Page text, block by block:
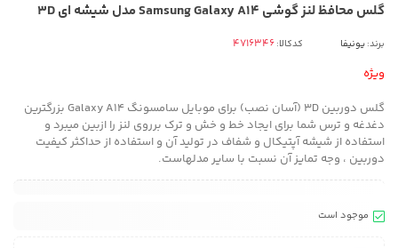
گلس محافظ لنز گوشی Samsung Galaxy A14 مدل شیشه ای 3D
برند:یونیفا کدکالا:
ویژه
گلس دوربین 3D (آسان نصب) برای موبایل سامسونگ Galaxy A14 بزرگترین
دغدغه و ترس شما برای ایجاد خط و خش و ترک برروی لنز را ازبین میبرد و
استفاده از شیشه آپتیکال و شفاف در تولید آن و استفاده از حداکثر کیفیت
دوربین ، وجه تمایز آن نسبت با سایر مدلهاست.
موجود است